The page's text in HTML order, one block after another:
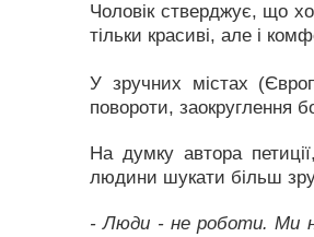
Чоловік стверджує, що
тільки красиві, але і
У зручних містах
повороти, заокруглення
На думку автора
людини шукати більш
- Люди - не роботи. Ми